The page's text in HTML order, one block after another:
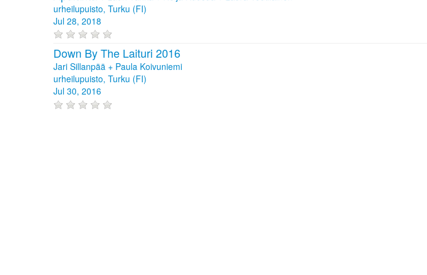
urheilupuisto, Turku (FI)
Jul 28, 2018
Down By The Laituri 2016
Jari Sillanpää + Paula Koivuniemi
urheilupuisto, Turku (FI)
Jul 30, 2016